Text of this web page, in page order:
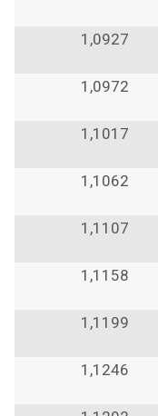
1,0927
1,0972
1,1017
1,1062
1,1107
1,1158
1,1199
1,1246